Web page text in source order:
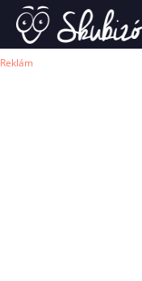
Reklám